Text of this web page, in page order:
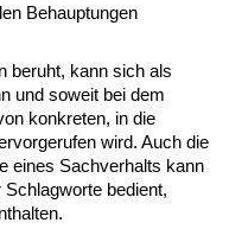
Behauptungen
beruht, kann sich als
und soweit bei dem
konkreten, in die
wird. Auch die
eines Sachverhalts kann
bedient,